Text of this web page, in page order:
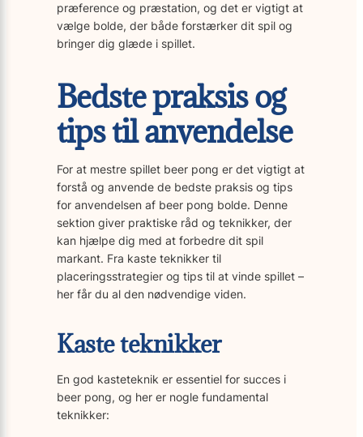
præference og præstation, og det er vigtigt at
vælge bolde, der både forstærker dit spil og
bringer dig glæde i spillet.
Bedste praksis og
tips til anvendelse
For at mestre spillet beer pong er det vigtigt at
forstå og anvende de bedste praksis og tips
for anvendelsen af beer pong bolde. Denne
sektion giver praktiske råd og teknikker, der
kan hjælpe dig med at forbedre dit spil
markant. Fra kaste teknikker til
placeringsstrategier og tips til at vinde spillet –
her får du al den nødvendige viden.
Kaste teknikker
En god kasteteknik er essentiel for succes i
beer pong, og her er nogle fundamental
teknikker: